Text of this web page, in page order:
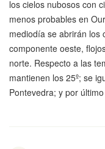
los cielos nubosos con
menos probables en
mediodía se abrirán los
componente oeste,
norte. Respecto a las
mantienen los 25º; se
Pontevedra; y por